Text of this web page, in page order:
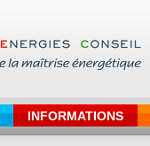
INFORMATIONS